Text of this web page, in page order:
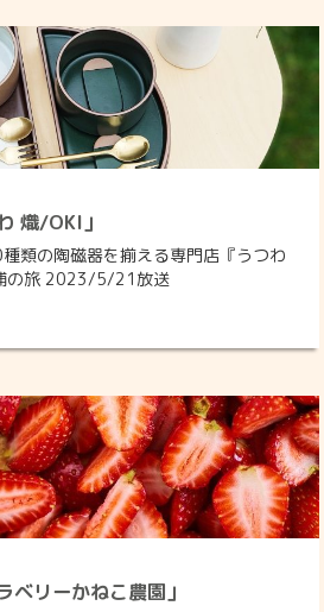
熾/OKI」
類の陶磁器を揃える専門店『うつわ
の旅 2023/5/21放送
ベリーかねこ農園」